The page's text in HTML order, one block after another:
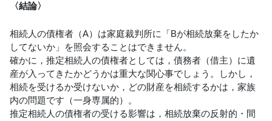
〈結論〉
相続人の債権者（A）は家庭裁判所に「Bが相続放棄をしたか
してないか」を照会することはできません。
確かに，推定相続人の債権者としては，債務者（借主）に遺
産が入ってきたかどうかは重大な関心事でしょう。しかし，
相続を受けるか受けないか，どの財産を相続するかは，家族
内の問題です（一身専属的）。
推定相続人の債権者の受ける影響は，相続放棄の反射的・間